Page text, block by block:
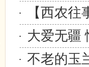
【西农
大爱无疆
不老的玉